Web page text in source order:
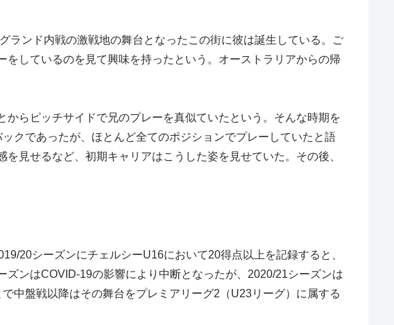
ランド内戦の激戦地の舞台となったこの街に彼は誕生している。ご
しているのを見て興味を持ったという。オーストラリアからの帰
らピッチサイドで兄のプレーを真似ていたという。そんな時期を
クであったが、ほとんど全てのポジションでプレーしていたと語
見せるなど、初期キャリアはこうした姿を見せていた。その後、
20シーズンにチェルシーU16において20得点以上を記録すると、
ンはCOVID-19の影響により中断となったが、2020/21シーズンは
中盤戦以降はその舞台をプレミアリーグ2（U23リーグ）に属する